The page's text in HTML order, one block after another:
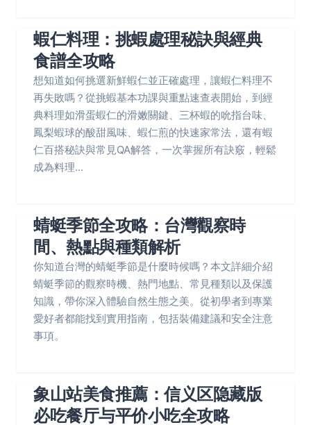
蝦仁料理：挑蝦處理秘訣與經典
食譜全攻略
想知道如何挑選新鮮蝦仁並正確處理，讓蝦仁料理不
再失敗嗎？從挑蝦基本功課與重點速查表開始，到經
典料理如滑蛋蝦仁的滑嫩關鍵、三杯蝦的吮指台味、
鳳梨蝦球的酸甜風味、蝦仁煎的快速家常法，還有蝦
仁百搭秘訣與常見QA解答，一次掌握所有訣竅，輕鬆
成為料理...
蜻蜓季節全攻略：台灣觀察時
間、熱點與種類解析
你知道台灣的蜻蜓季節是什麼時候嗎？本文詳細介紹
蜻蜓季節的觀察時機、熱門地點、常見種類以及保護
知識，帶你深入體驗自然生態之美。從初學者到專業
愛好者都能找到實用指南，包括裝備建議和安全注意
事項。
象山站美食推薦：信义区隐藏版
必吃餐厅与平价小吃全攻略